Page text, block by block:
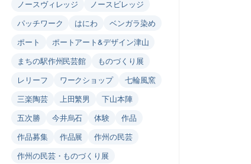
ノースヴィレッジ
ノースビレッジ
パッチワーク
はにわ
ベンガラ染め
ポート
ポートアート&デザイン津山
まちの駅作州民芸館
ものづくり展
レリーフ
ワークショップ
七輪風窯
三楽陶芸
上田繁男
下山本陣
五次勝
今井烏石 体験
作品
作品募集
作品展
作州の民芸
作州の民芸・ものづくり展